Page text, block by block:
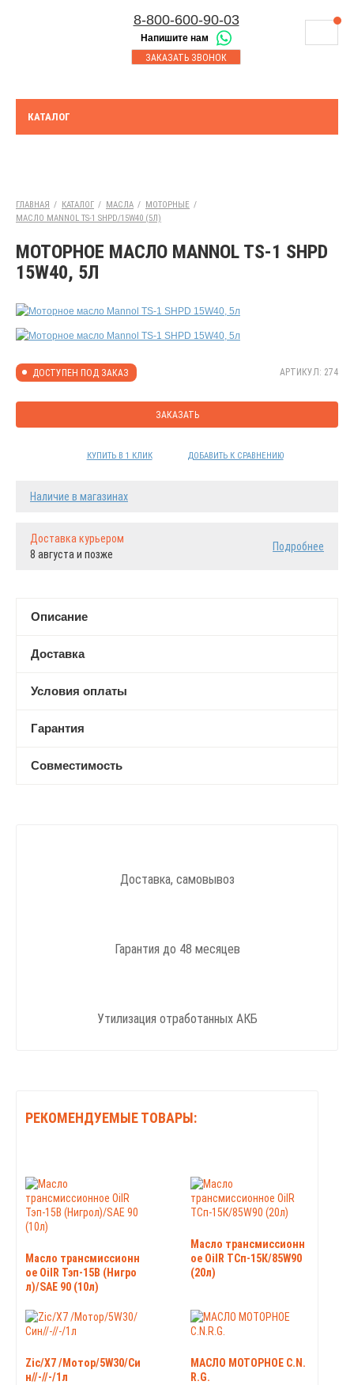
8-800-600-90-03
Напишите нам
ЗАКАЗАТЬ ЗВОНОК
Корзина
ОПЛАТА
ЮРИДИЧЕСКИМ ЛИЦАМ
КОНТАКТЫ
АКЦИИ
8-843-230-17-45
Казань
Набережные Челны
КАТАЛОГ
ГЛАВНАЯ / КАТАЛОГ / МАСЛА / МОТОРНЫЕ /
МАСЛО MANNOL TS-1 SHPD/15W40 (5Л)
МОТОРНОЕ МАСЛО MANNOL TS-1 SHPD
15W40, 5Л
ДОСТУПЕН ПОД ЗАКАЗ АРТИКУЛ: 274
ЗАКАЗАТЬ
КУПИТЬ В 1 КЛИК ДОБАВИТЬ К СРАВНЕНИЮ
Наличие в магазинах
Доставка курьером
8 августа и позже
Подробнее
Описание
Доставка
Условия оплаты
Гарантия
Совместимость
Доставка, самовывоз
Гарантия до 48 месяцев
Утилизация отработанных АКБ
РЕКОМЕНДУЕМЫЕ ТОВАРЫ:
Масло трансмиссионн
ое OilR Тэп-15В (Нигро
л)/SAE 90 (10л)
Масло трансмиссионн
ое OilR ТСп-15К/85W90
(20л)
Zic/X7 /Мотор/5W30/Си
н//-//-/1л
МАСЛО МОТОРНОЕ C.N.
R.G.